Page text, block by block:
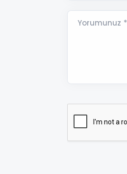
Yorumunuz *